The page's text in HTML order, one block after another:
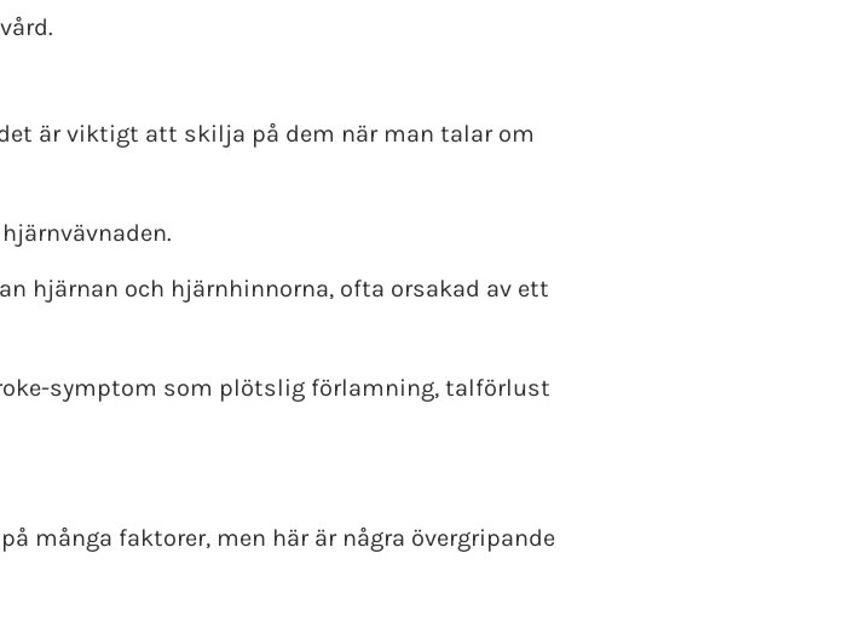
är viktigt att skilja på dem när man talar om
hjärnan och hjärnhinnorna, ofta orsakad av ett
symptom som plötslig förlamning, talförlust
många faktorer, men här är några övergripande